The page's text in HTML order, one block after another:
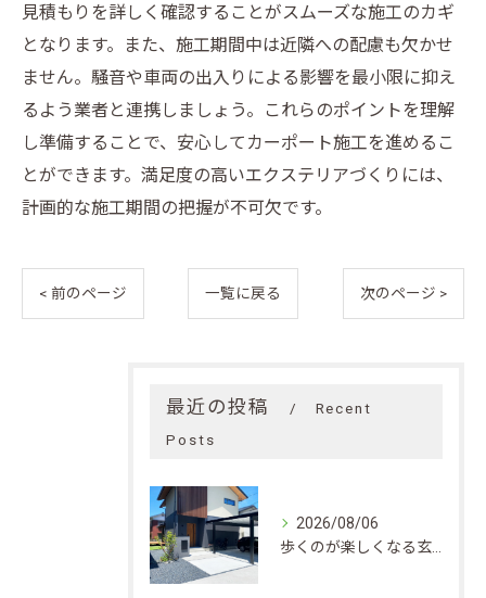
見積もりを詳しく確認することがスムーズな施工のカギ
となります。また、施工期間中は近隣への配慮も欠かせ
ません。騒音や車両の出入りによる影響を最小限に抑え
るよう業者と連携しましょう。これらのポイントを理解
し準備することで、安心してカーポート施工を進めるこ
とができます。満足度の高いエクステリアづくりには、
計画的な施工期間の把握が不可欠です。
< 前のページ 一覧に戻る 次のページ >
最近の投稿
Recent
Posts
2026/08/06